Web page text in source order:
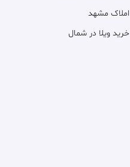
املاک مشهد
خرید ویلا در شمال